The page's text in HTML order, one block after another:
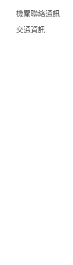
機關聯絡通訊
交通資訊